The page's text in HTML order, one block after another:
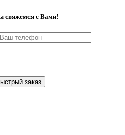
свяжемся с Вами!
заказ